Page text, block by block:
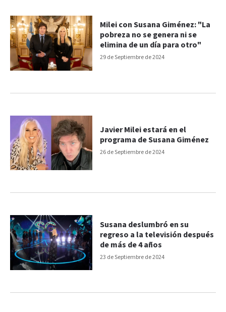
29 de Septiembre de 2024
Milei con Susana Giménez: "La
pobreza no se genera ni se
elimina de un día para otro"
26 de Septiembre de 2024
Javier Milei estará en el
programa de Susana Giménez
23 de Septiembre de 2024
Susana deslumbró en su
regreso a la televisión después
de más de 4 años